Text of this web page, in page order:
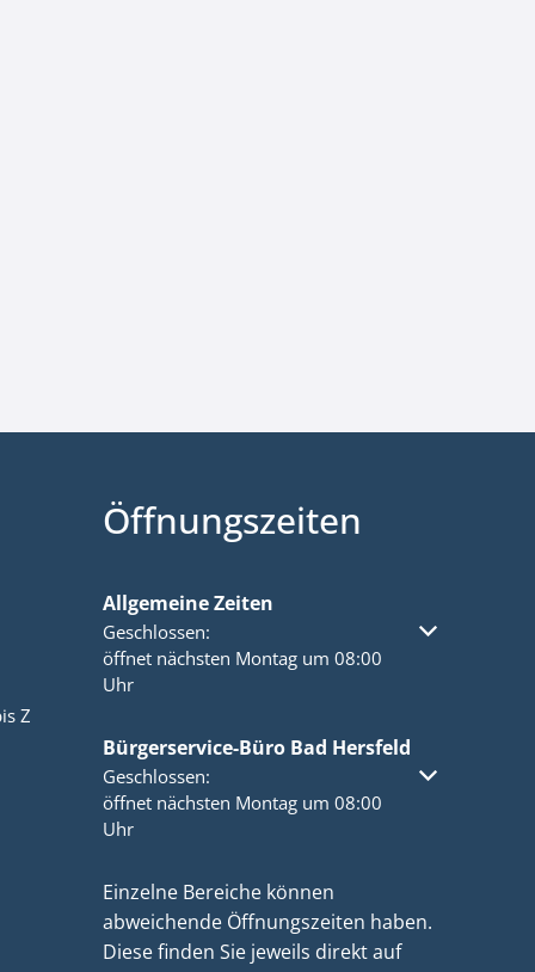
Z
Öffnungszeiten
Allgemeine Zeiten
Klicken, um weitere Öffnungs- oder Schließzeiten
Geschlossen:
öffnet nächsten Montag um 08:00
Uhr
Bürgerservice-Büro Bad Hersfeld
Klicken, um weitere Öffnungs- oder Schließzeiten
Geschlossen:
öffnet nächsten Montag um 08:00
Uhr
Einzelne Bereiche können
abweichende Öffnungszeiten haben.
Diese finden Sie jeweils direkt auf